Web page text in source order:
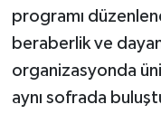
programı
beraberlik ve
organizasyonda
aynı sofrada
MEDYA
SEÇİM 2011